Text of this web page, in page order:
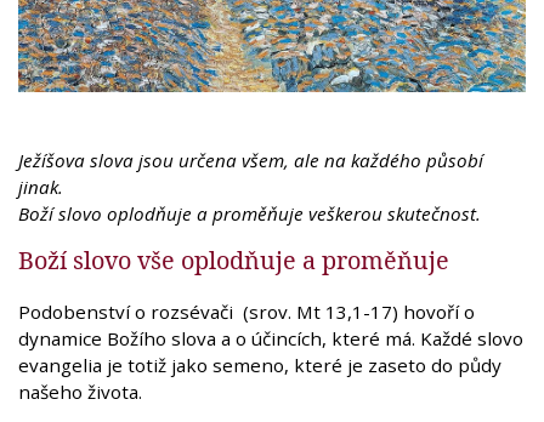
Ježíšova slova jsou určena všem, ale na každého působí
jinak.
Boží slovo oplodňuje a proměňuje veškerou skutečnost.
Boží slovo vše oplodňuje a proměňuje
Podobenství o rozsévači (srov. Mt 13,1-17) hovoří o
dynamice Božího slova a o účincích, které má. Každé slovo
evangelia je totiž jako semeno, které je zaseto do půdy
našeho života.